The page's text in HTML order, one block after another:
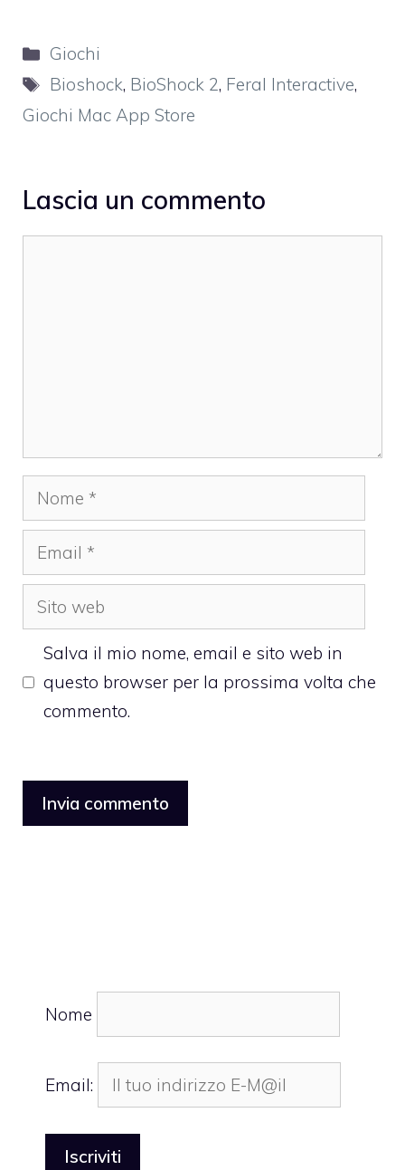
Categorie
Giochi
Tag
Bioshock, BioShock 2, Feral Interactive,
Giochi Mac App Store
Lascia un commento
Nome
Email
Sito
web
Salva il mio nome, email e sito web in
questo browser per la prossima volta che
commento.
Nome
Email: